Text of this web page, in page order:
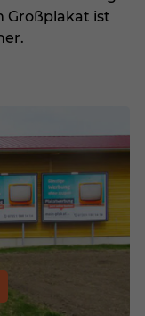
Großplakat ist